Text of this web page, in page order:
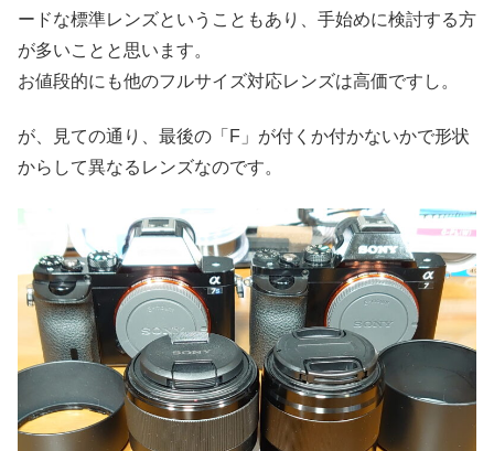
ードな標準レンズということもあり、手始めに検討する方
が多いことと思います。
お値段的にも他のフルサイズ対応レンズは高価ですし。
が、見ての通り、最後の「F」が付くか付かないかで形状
からして異なるレンズなのです。